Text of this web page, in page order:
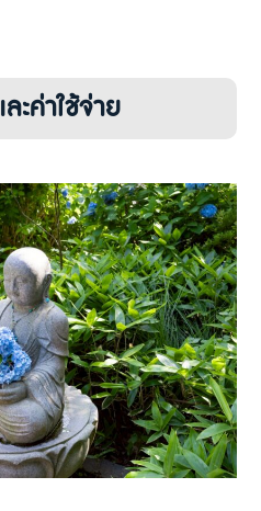
ะค่าใช้จ่าย